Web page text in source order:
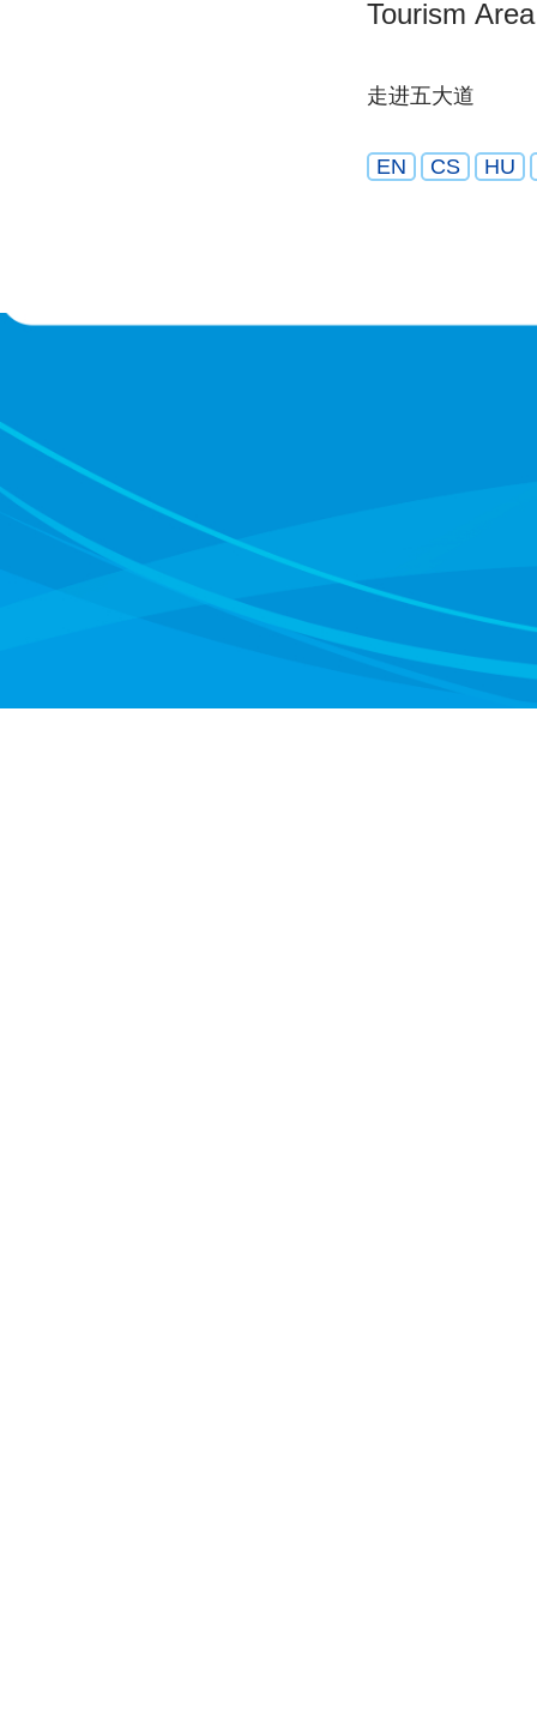
Tourism Area
走进五大道
EN CS HU